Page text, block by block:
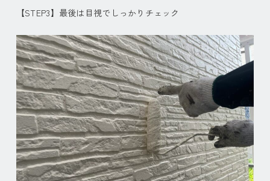
【STEP3】最後は目視でしっかりチェック